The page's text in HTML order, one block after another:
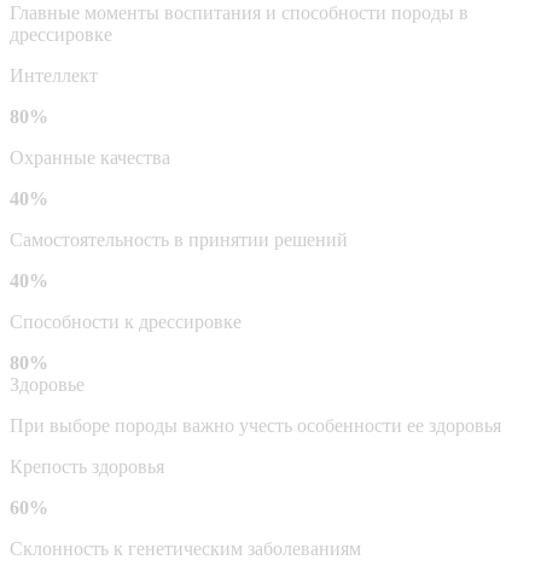
Главные моменты воспитания и способности породы в
дрессировке
Интеллект
80%
Охранные качества
40%
Самостоятельность в принятии решений
40%
Способности к дрессировке
80%
Здоровье
При выборе породы важно учесть особенности ее здоровья
Крепость здоровья
60%
Склонность к генетическим заболеваниям